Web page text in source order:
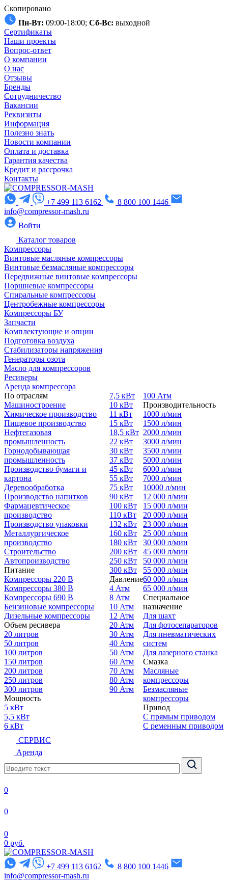
Скопировано
Пн-Вт: 09:00-18:00; Сб-Вс: выходной
Сертификаты
Наши проекты
Вопрос-ответ
О компании
О нас
Отзывы
Бренды
Сотрудничество
Вакансии
Реквизиты
Информация
Полезно знать
Новости компании
Оплата и доставка
Гарантия качества
Кредит и рассрочка
Контакты
+7 499 113 6162
8 800 100 1446
info@compressor-mash.ru
Войти
Каталог товаров
Компрессоры
Винтовые масляные компрессоры
Винтовые безмасляные компрессоры
Передвижные винтовые компрессоры
Поршневые компрессоры
Спиральные компрессоры
Центробежные компрессоры
Компрессоры БУ
Запчасти
Комплектующие и опции
Подготовка воздуха
Стабилизаторы напряжения
Генераторы озота
Масло для компрессоров
Ресиверы
Аренда компрессора
По отраслям
Машиностроение
Химическое производство
Пищевое производство
Нефтегазовая
промышленность
Горнодобывающая
промышленность
Производство бумаги и
картона
Деревообработка
Производство напитков
Фармацевтическое
производство
Производство упаковки
Металлургическое
производство
Строительство
Автопроизводство
Питание
Компрессоры 220 В
Компрессоры 380 В
Компрессоры 690 В
Бензиновые компрессоры
Дизельные компрессоры
Объем ресивера
20 литров
50 литров
100 литров
150 литров
200 литров
250 литров
300 литров
Мощность
5 кВт
5,5 кВт
6 кВт
7,5 кВт
10 кВт
11 кВт
15 кВт
18,5 кВт
22 кВт
30 кВт
37 кВт
45 кВт
55 кВт
75 кВт
90 кВт
100 кВт
110 кВт
132 кВт
160 кВт
180 кВт
200 кВт
250 кВт
300 кВт
Давление
4 Атм
8 Атм
10 Атм
12 Атм
20 Атм
30 Атм
40 Атм
50 Атм
60 Атм
70 Атм
80 Атм
90 Атм
100 Атм
Производительность
1000 л/мин
1500 л/мин
2000 л/мин
3000 л/мин
3500 л/мин
5000 л/мин
6000 л/мин
7000 л/мин
10000 л/мин
12 000 л/мин
15 000 л/мин
20 000 л/мин
23 000 л/мин
25 000 л/мин
30 000 л/мин
45 000 л/мин
50 000 л/мин
55 000 л/мин
60 000 л/мин
65 000 л/мин
Специальное
назначение
Для шахт
Для фотосепараторов
Для пневматических
систем
Для лазерного станка
Смазка
Масляные
компрессоры
Безмасляные
компрессоры
Привод
С прямым приводом
С ременным приводом
СЕРВИС
Аренда
0
0
0
0 руб.
+7 499 113 6162
8 800 100 1446
info@compressor-mash.ru